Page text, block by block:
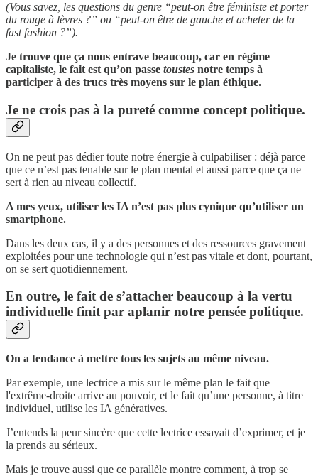
(Vous savez, les questions du genre “peut-on être féministe et porter
du rouge à lèvres ?” ou “peut-on être de gauche et acheter de la
fast fashion ?”).
Je trouve que ça nous entrave beaucoup, car en régime
capitaliste, le fait est qu’on passe toustes notre temps à
participer à des trucs très moyens sur le plan éthique.
Je ne crois pas à la pureté comme concept politique.
On ne peut pas dédier toute notre énergie à culpabiliser : déjà parce
que ce n’est pas tenable sur le plan mental et aussi parce que ça ne
sert à rien au niveau collectif.
A mes yeux, utiliser les IA n’est pas plus cynique qu’utiliser un
smartphone.
Dans les deux cas, il y a des personnes et des ressources gravement
exploitées pour une technologie qui n’est pas vitale et dont, pourtant,
on se sert quotidiennement.
En outre, le fait de s’attacher beaucoup à la vertu
individuelle finit par aplanir notre pensée politique.
On a tendance à mettre tous les sujets au même niveau.
Par exemple, une lectrice a mis sur le même plan le fait que
l'extrême-droite arrive au pouvoir, et le fait qu’une personne, à titre
individuel, utilise les IA génératives.
J’entends la peur sincère que cette lectrice essayait d’exprimer, et je
la prends au sérieux.
Mais je trouve aussi que ce parallèle montre comment, à trop se